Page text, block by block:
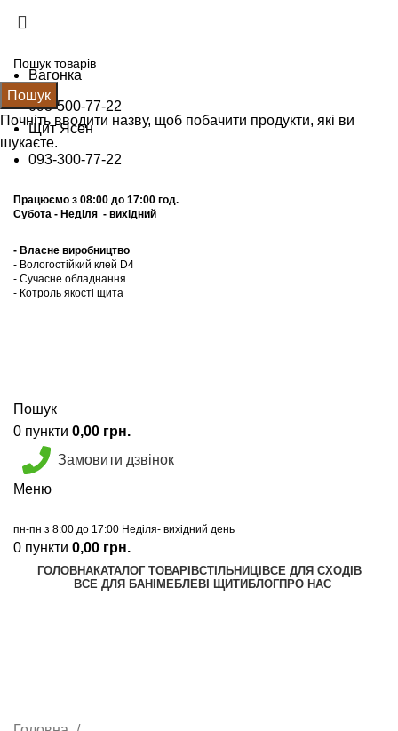
Вагонка
093-500-77-22
Щит Ясен
093-300-77-22
Працюємо з 08:00 до 17:00 год.
Субота - Неділя - вихідний
- Власне виробництво
- Вологостійкий клей D4
- Сучасне обладнання
- Котроль якоcті щита
Пошук
0 пункти 0,00 грн.
Замовити дзвінок
Меню
пн-пн з 8:00 до 17:00 Неділя- вихідний день
0 пункти 0,00 грн.
ГОЛОВНАКАТАЛОГ ТОВАРІВСТІЛЬНИЦІ ВСЕ ДЛЯ СХОДІВ
ВСЕ ДЛЯ БАНІ МЕБЛЕВІ ЩИТИ БЛОГПРО НАС
Пошук
Почніть вводити назву, щоб побачити продукти, які ви
шукаєте.